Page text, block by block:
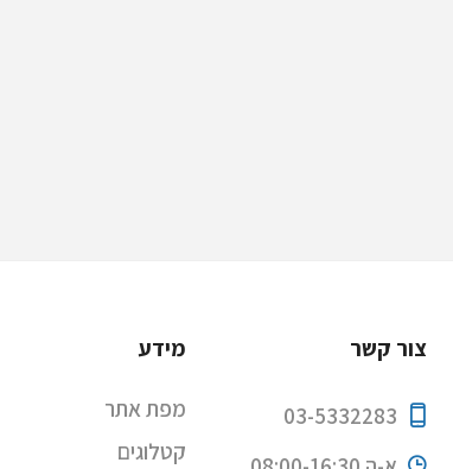
צור קשר
03-5332283
מידע
מפת אתר
קטלוגים